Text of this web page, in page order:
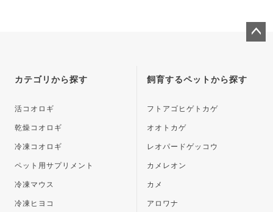
カテゴリから探す
活コオロギ
乾燥コオロギ
冷凍コオロギ
ペット用サプリメント
冷凍マウス
冷凍ヒヨコ
飼育するペットから探す
フトアゴヒゲトカゲ
オオトカゲ
レオパードゲッコウ
カメレオン
カメ
アロワナ